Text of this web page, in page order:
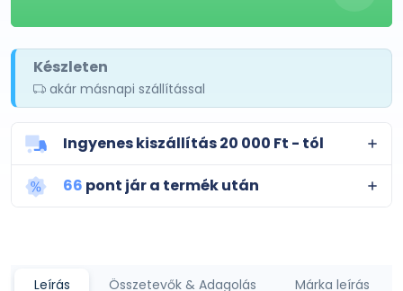
Készleten
akár másnapi szállítással
Ingyenes kiszállítás 20 000 Ft - tól
66 pont jár a termék után
Leírás Összetevők & Adagolás
Márka leírás